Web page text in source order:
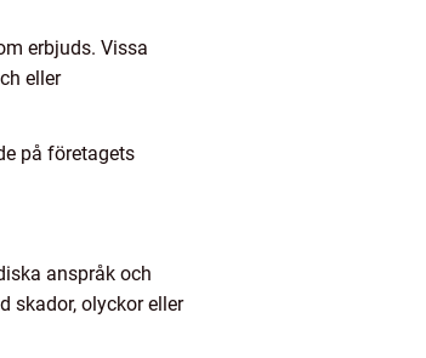
erbjuds. Vissa
eller
på företagets
anspråk och
skador, olyckor eller